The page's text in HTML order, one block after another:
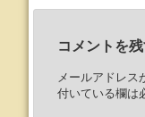
コメントを
メールアドレス
付いている欄は